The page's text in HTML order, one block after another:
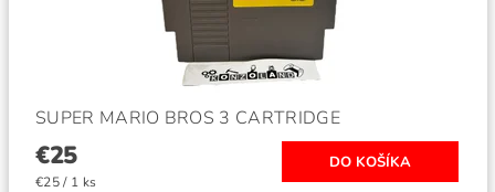
SUPER MARIO BROS 3 CARTRIDGE
€25
€25 / 1 ks